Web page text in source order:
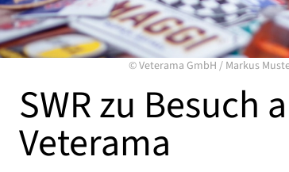
©Veterama GmbH / Markus
SWR zu Besuch
Veterama